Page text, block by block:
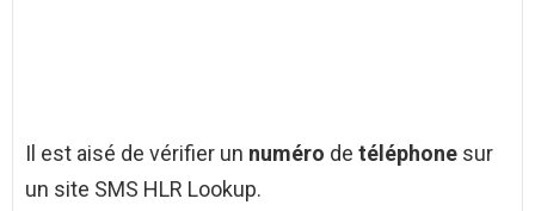
Il est aisé de vérifier un numéro de téléphone sur
un site SMS HLR Lookup.